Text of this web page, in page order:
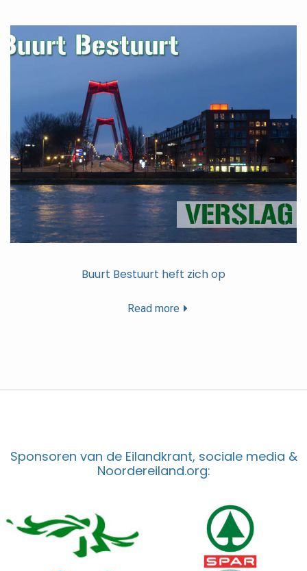
Buurt Bestuurt heft zich op
Read more
Sponsoren van de Eilandkrant, sociale media &
Noordereiland.org: